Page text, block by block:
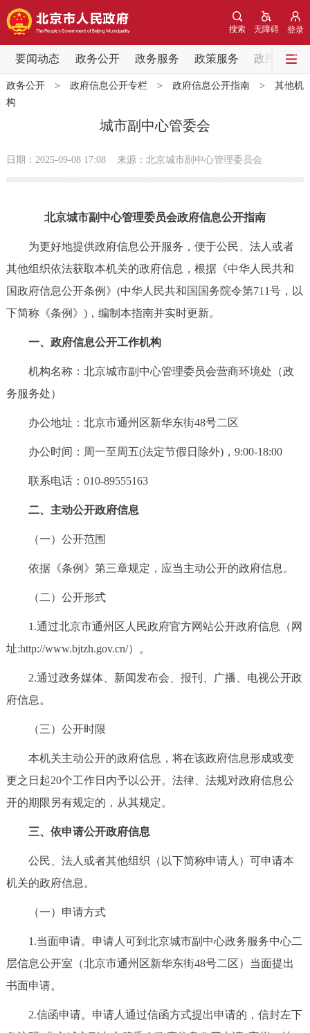
登录
无障碍
搜索
要闻动态 政务公开 政务服务 政策服务 政民互动
要闻动态
党中央精神 国务院信息 中央部委动态
会议信息
各区热点
政务公开
市领导 机构职能 政策服务
政策兑现 政策解读 回应关切
个人服务
中介服务 阳光政务
政民互动
参与调查
走进北京
绿色北京
多语种
ENGLISH 한국어 日本語
ESPAÑOL العربية PORTUGUÊS
回到顶部
政务公开> 政府信息公开专栏> 政府信息公开指南> 其他机
构
城市副中心管委会
日期：2025-09-08 17:08 来源：北京城市副中心管理委员会
北京城市副中心管理委员会政府信息公开指南
为更好地提供政府信息公开服务，便于公民、法人或者
其他组织依法获取本机关的政府信息，根据《中华人民共和
国政府信息公开条例》(中华人民共和国国务院令第711号，以
下简称《条例》)，编制本指南并实时更新。
一、政府信息公开工作机构
机构名称：北京城市副中心管理委员会营商环境处（政
务服务处）
办公地址：北京市通州区新华东街48号二区
办公时间：周一至周五(法定节假日除外)，9:00-18:00
联系电话：010-89555163
二、主动公开政府信息
（一）公开范围
依据《条例》第三章规定，应当主动公开的政府信息。
（二）公开形式
1.通过北京市通州区人民政府官方网站公开政府信息（网
址:http://www.bjtzh.gov.cn/）。
2.通过政务媒体、新闻发布会、报刊、广播、电视公开政
府信息。
（三）公开时限
本机关主动公开的政府信息，将在该政府信息形成或变
更之日起20个工作日内予以公开。法律、法规对政府信息公
开的期限另有规定的，从其规定。
三、依申请公开政府信息
公民、法人或者其他组织（以下简称申请人）可申请本
机关的政府信息。
（一）申请方式
1.当面申请。申请人可到北京城市副中心政务服务中心二
层信息公开室（北京市通州区新华东街48号二区）当面提出
书面申请。
2.信函申请。申请人通过信函方式提出申请的，信封左下